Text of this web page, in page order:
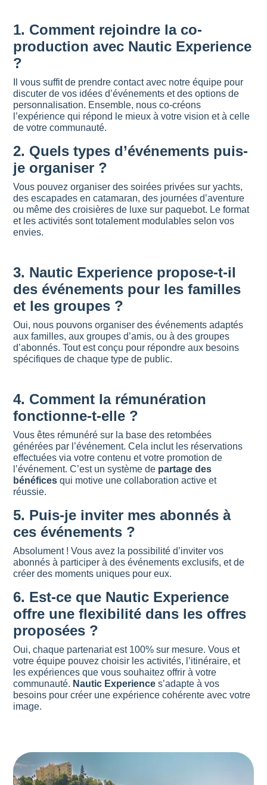
1. Comment rejoindre la co-
production avec Nautic Experience
?
Il vous suffit de prendre contact avec notre équipe pour
discuter de vos idées d’événements et des options de
personnalisation. Ensemble, nous co-créons
l’expérience qui répond le mieux à votre vision et à celle
de votre communauté.
2. Quels types d’événements puis-
je organiser ?
Vous pouvez organiser des soirées privées sur yachts,
des escapades en catamaran, des journées d’aventure
ou même des croisières de luxe sur paquebot. Le format
et les activités sont totalement modulables selon vos
envies.
3. Nautic Experience propose-t-il
des événements pour les familles
et les groupes ?
Oui, nous pouvons organiser des événements adaptés
aux familles, aux groupes d’amis, ou à des groupes
d’abonnés. Tout est conçu pour répondre aux besoins
spécifiques de chaque type de public.
4. Comment la rémunération
fonctionne-t-elle ?
Vous êtes rémunéré sur la base des retombées
générées par l’événement. Cela inclut les réservations
effectuées via votre contenu et votre promotion de
l’événement. C’est un système de partage des
bénéfices qui motive une collaboration active et
réussie.
5. Puis-je inviter mes abonnés à
ces événements ?
Absolument ! Vous avez la possibilité d’inviter vos
abonnés à participer à des événements exclusifs, et de
créer des moments uniques pour eux.
6. Est-ce que Nautic Experience
offre une flexibilité dans les offres
proposées ?
Oui, chaque partenariat est 100% sur mesure. Vous et
votre équipe pouvez choisir les activités, l’itinéraire, et
les expériences que vous souhaitez offrir à votre
communauté. Nautic Experience s’adapte à vos
besoins pour créer une expérience cohérente avec votre
image.